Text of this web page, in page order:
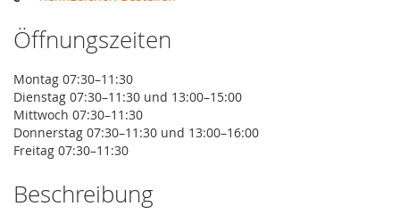
Öffnungszeiten
Montag 07:30–11:30
Dienstag 07:30–11:30 und 13:00–15:00
Mittwoch 07:30–11:30
Donnerstag 07:30–11:30 und 13:00–16:00
Freitag 07:30–11:30
Beschreibung